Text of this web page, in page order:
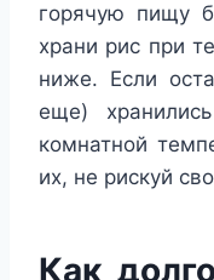
горячую пищу
храни рис при
ниже. Если
еще)
комнатной
их, не рискуй
Как